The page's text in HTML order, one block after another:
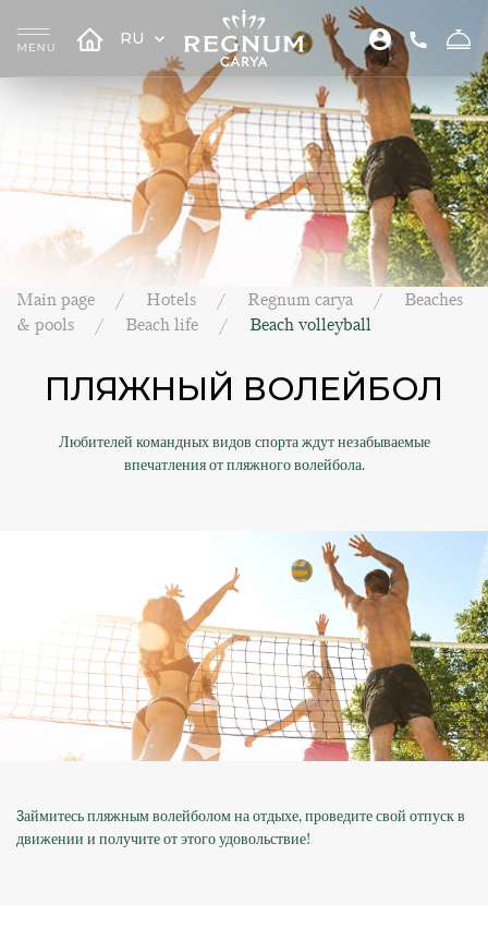
RU
Main page Hotels Regnum carya
Beaches
& pools
Beach life Beach volleyball
ПЛЯЖНЫЙ ВОЛЕЙБОЛ
Любителей командных видов спорта ждут незабываемые
впечатления от пляжного волейбола.
3аймитесь пляжным волейболом на отдыхе, проведите свой отпуск в
движении и получите от этого удовольствие!